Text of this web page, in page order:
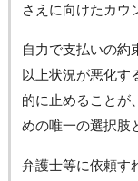
さえに向けたカウ
自力で支払いの約
以上状況が悪化す
的に止めることが
めの唯一の選択肢
弁護士等に依頼す